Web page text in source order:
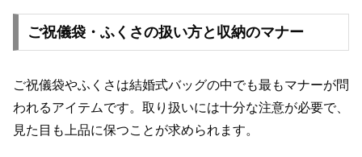
ご祝儀袋・ふくさの扱い方と収納のマナー
ご祝儀袋やふくさは結婚式バッグの中でも最もマナーが問
われるアイテムです。取り扱いには十分な注意が必要で、
見た目も上品に保つことが求められます。